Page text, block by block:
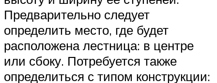
Предварительно следует
определить место, где будет
расположена лестница: в центре
или сбоку. Потребуется также
определиться с типом конструкции: